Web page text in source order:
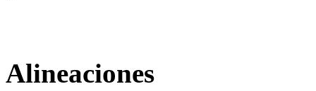
Alineaciones